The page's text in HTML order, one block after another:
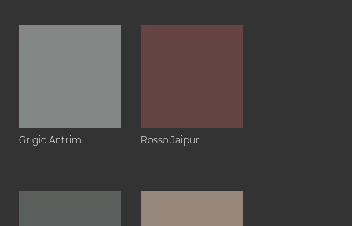
Grigio Antrim Rosso Jaipur